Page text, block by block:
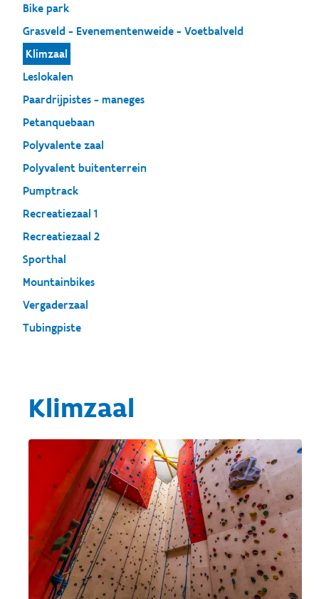
Bike park
Grasveld - Evenementenweide - Voetbalveld
Klimzaal
Leslokalen
Paardrijpistes - maneges
Petanquebaan
Polyvalente zaal
Polyvalent buitenterrein
Pumptrack
Recreatiezaal 1
Recreatiezaal 2
Sporthal
Mountainbikes
Vergaderzaal
Tubingpiste
Klimzaal